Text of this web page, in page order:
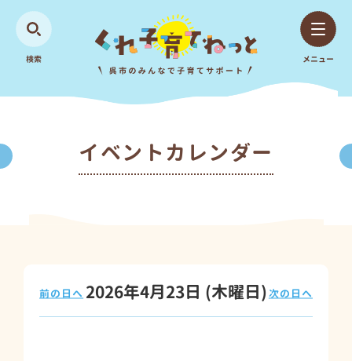
検索 メニュー
イベントカレンダー
2026年4月23日 (木曜日)
前の日へ 次の日へ